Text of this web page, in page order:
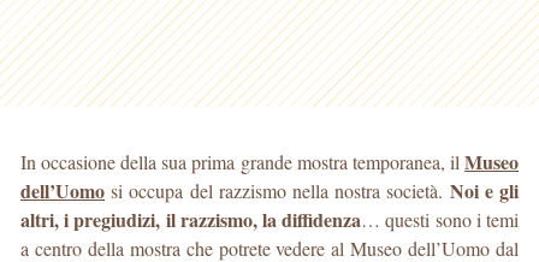
In occasione della sua prima grande mostra temporanea, il Museo
dell’Uomo si occupa del razzismo nella nostra società. Noi e gli
altri, i pregiudizi, il razzismo, la diffidenza… questi sono i temi
a centro della mostra che potrete vedere al Museo dell’Uomo dal